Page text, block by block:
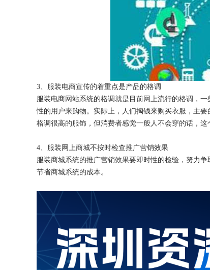
3、服装电商宣传的着重点是产品的格调
服装电商网站系统的格调就是目前网上流行的格调，
性的用户来购物。实际上，人们掏钱来购买衣服，主
格调很高的服饰，但消费者感觉一般人不会穿的话，这
4、服装网上商城不按时检查推广营销效果
服装商城系统的推广营销效果要即时性的检验，努力
节省商城系统的成本。